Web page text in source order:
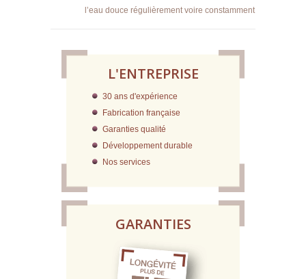
l’eau douce régulièrement voire constamment
L'ENTREPRISE
30 ans d'expérience
Fabrication française
Garanties qualité
Développement durable
Nos services
GARANTIES